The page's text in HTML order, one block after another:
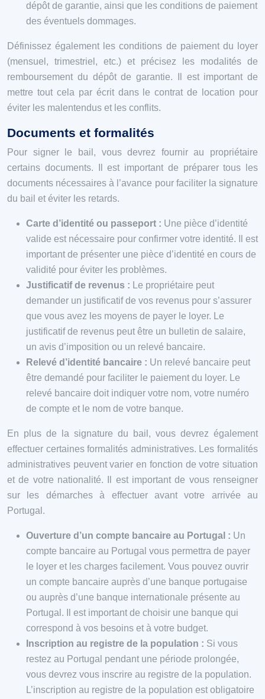
dépôt de garantie, ainsi que les conditions de paiement
des éventuels dommages.
Définissez également les conditions de paiement du loyer
(mensuel, trimestriel, etc.) et précisez les modalités de
remboursement du dépôt de garantie. Il est important de
mettre tout cela par écrit dans le contrat de location pour
éviter les malentendus et les conflits.
Documents et formalités
Pour signer le bail, vous devrez fournir au propriétaire
certains documents. Il est important de préparer tous les
documents nécessaires à l’avance pour faciliter la signature
du bail et éviter les retards.
Carte d’identité ou passeport : Une pièce d’identité
valide est nécessaire pour confirmer votre identité. Il est
important de présenter une pièce d’identité en cours de
validité pour éviter les problèmes.
Justificatif de revenus :
Le propriétaire peut
demander un justificatif de vos revenus pour s’assurer
que vous avez les moyens de payer le loyer. Le
justificatif de revenus peut être un bulletin de salaire,
un avis d’imposition ou un relevé bancaire.
Relevé d’identité bancaire : Un relevé bancaire peut
être demandé pour faciliter le paiement du loyer. Le
relevé bancaire doit indiquer votre nom, votre numéro
de compte et le nom de votre banque.
En plus de la signature du bail, vous devrez également
effectuer certaines formalités administratives. Les formalités
administratives peuvent varier en fonction de votre situation
et de votre nationalité. Il est important de vous renseigner
sur les démarches à effectuer avant votre arrivée au
Portugal.
Ouverture d’un compte bancaire au Portugal : Un
compte bancaire au Portugal vous permettra de payer
le loyer et les charges facilement. Vous pouvez ouvrir
un compte bancaire auprès d’une banque portugaise
ou auprès d’une banque internationale présente au
Portugal. Il est important de choisir une banque qui
correspond à vos besoins et à votre budget.
Inscription au registre de la population : Si vous
restez au Portugal pendant une période prolongée,
vous devrez vous inscrire au registre de la population.
L’inscription au registre de la population est obligatoire